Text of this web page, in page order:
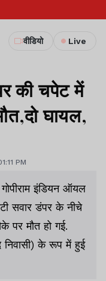
वीडियो Live
की चपेट में
घायल,
PM
इंडियन ऑयल
सवार डंपर के नीचे
पर मौत हो गई.
निवासी) के रूप में हुई